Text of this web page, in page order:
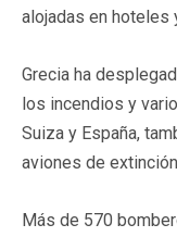
alojadas en hoteles
Grecia ha
los incendios y
Suiza y España,
aviones de
Más de 570